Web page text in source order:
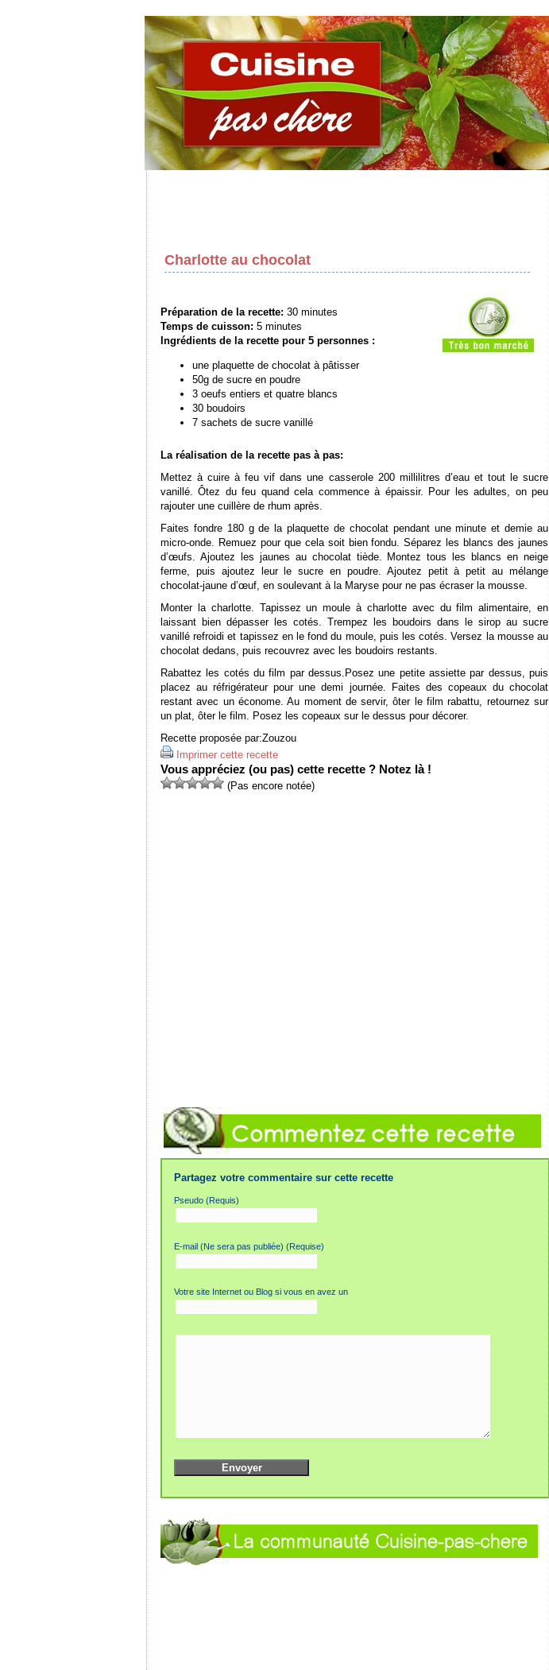
Charlotte au chocolat
Préparation de la recette: 30 minutes
Temps de cuisson: 5 minutes
Ingrédients de la recette pour 5 personnes :
une plaquette de chocolat à pâtisser
50g de sucre en poudre
3 oeufs entiers et quatre blancs
30 boudoirs
7 sachets de sucre vanillé
La réalisation de la recette pas à pas:
Mettez à cuire à feu vif dans une casserole 200 millilitres d’eau et tout le sucre
vanillé. Ôtez du feu quand cela commence à épaissir. Pour les adultes, on peu
rajouter une cuillère de rhum après.
Faites fondre 180 g de la plaquette de chocolat pendant une minute et demie au
micro-onde. Remuez pour que cela soit bien fondu. Séparez les blancs des jaunes
d’œufs. Ajoutez les jaunes au chocolat tiède. Montez tous les blancs en neige
ferme, puis ajoutez leur le sucre en poudre. Ajoutez petit à petit au mélange
chocolat-jaune d’œuf, en soulevant à la Maryse pour ne pas écraser la mousse.
Monter la charlotte. Tapissez un moule à charlotte avec du film alimentaire, en
laissant bien dépasser les cotés. Trempez les boudoirs dans le sirop au sucre
vanillé refroidi et tapissez en le fond du moule, puis les cotés. Versez la mousse au
chocolat dedans, puis recouvrez avec les boudoirs restants.
Rabattez les cotés du film par dessus.Posez une petite assiette par dessus, puis
placez au réfrigérateur pour une demi journée. Faites des copeaux du chocolat
restant avec un économe. Au moment de servir, ôter le film rabattu, retournez sur
un plat, ôter le film. Posez les copeaux sur le dessus pour décorer.
Recette proposée par:Zouzou
Imprimer cette recette
Vous appréciez (ou pas) cette recette ? Notez là !
(Pas encore notée)
Partagez votre commentaire sur cette recette
Pseudo (Requis)
E-mail (Ne sera pas publiée) (Requise)
Votre site Internet ou Blog si vous en avez un